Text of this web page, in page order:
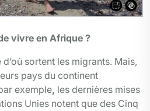
vivre en Afrique ?
d’où sortent les migrants. Mais,
pays du continent
exemple, les dernières mises
Unies notent que des Cinq